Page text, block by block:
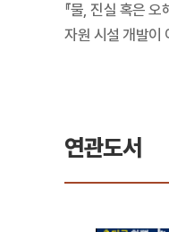
『물, 진실 혹은
자원 시설 개발이
연관도서